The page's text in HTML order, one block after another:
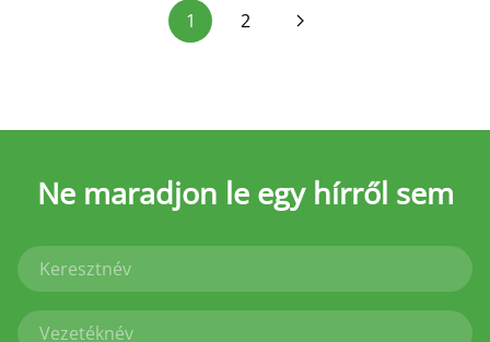
1 2
Ne maradjon le egy hírről sem